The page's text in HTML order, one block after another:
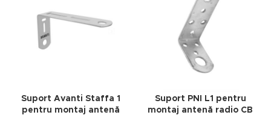
Suport Avanti Staffa 1
pentru montaj antenă
Suport PNI L1 pentru
montaj antenă radio CB